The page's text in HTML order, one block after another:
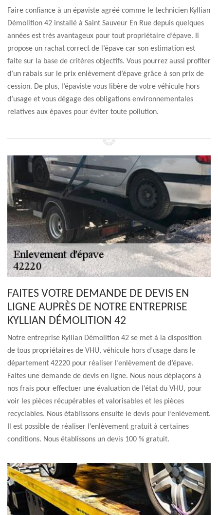
Faire confiance à un épaviste agréé comme le technicien Kyllian
Démolition 42 installé à Saint Sauveur En Rue depuis quelques
années est très avantageux pour tout propriétaire d’épave. Il
propose un rachat correct de l’épave car son estimation est
faite sur la base de critères objectifs. Vous pourrez aussi profiter
d’un rabais sur le prix enlèvement d’épave grâce à son prix de
cession. De plus, l’épaviste vous libère de votre véhicule hors
d’usage et vous dégage des obligations environnementales
relatives aux épaves pour éviter toute pollution.
FAITES VOTRE DEMANDE DE DEVIS EN
LIGNE AUPRÈS DE NOTRE ENTREPRISE
KYLLIAN DÉMOLITION 42
Notre entreprise Kyllian Démolition 42 se met à la disposition
de tous propriétaires de VHU, véhicule hors d’usage dans le
département 42220 pour réaliser l’enlèvement de d’épave.
Faites une demande de devis en ligne. Nous nous déplaçons à
nos frais pour effectuer une évaluation de l’état du VHU, pour
voir les pièces récupérables et valorisables et les pièces
recyclables. Nous établissons ensuite le devis pour l’enlèvement.
Il est possible de réaliser l’enlèvement gratuit à certaines
conditions. Nous établissons un devis 100 % gratuit.